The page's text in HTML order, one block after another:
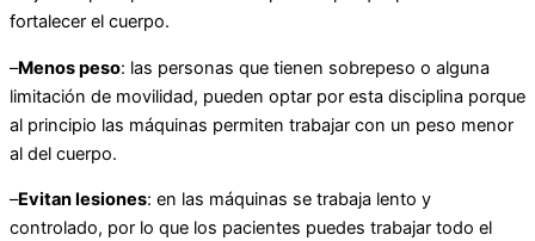
fortalecer el cuerpo.
–Menos peso: las personas que tienen sobrepeso o alguna
limitación de movilidad, pueden optar por esta disciplina porque
al principio las máquinas permiten trabajar con un peso menor
al del cuerpo.
–Evitan lesiones: en las máquinas se trabaja lento y
controlado, por lo que los pacientes puedes trabajar todo el